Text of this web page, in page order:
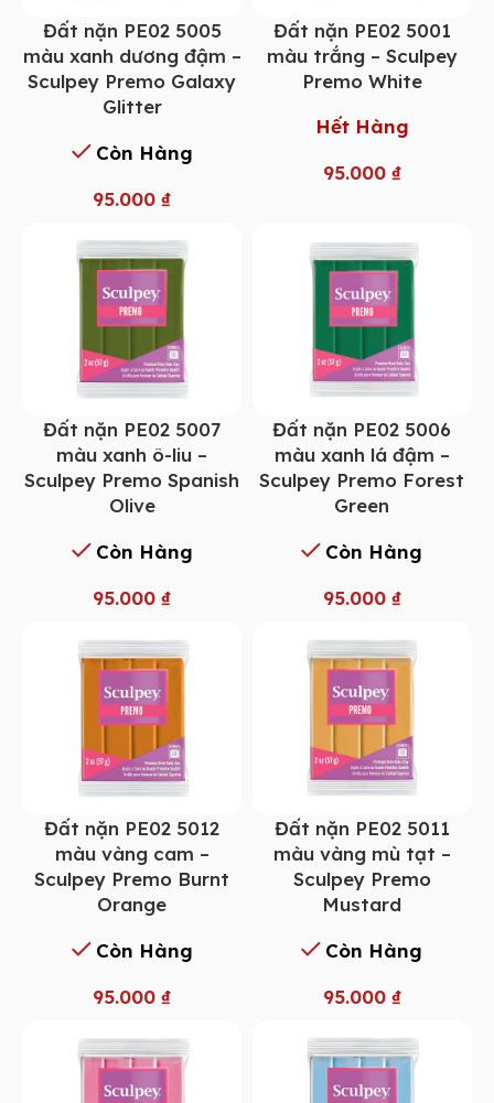
Đất nặn PE02 5005
màu xanh dương đậm –
Sculpey Premo Galaxy
Glitter
Còn Hàng
95.000 ₫
Đất nặn PE02 5001
màu trắng – Sculpey
Premo White
Hết Hàng
95.000 ₫
Đất nặn PE02 5007
màu xanh ô-liu –
Sculpey Premo Spanish
Olive
Còn Hàng
95.000 ₫
Đất nặn PE02 5006
màu xanh lá đậm –
Sculpey Premo Forest
Green
Còn Hàng
95.000 ₫
Đất nặn PE02 5012
màu vàng cam –
Sculpey Premo Burnt
Orange
Còn Hàng
95.000 ₫
Đất nặn PE02 5011
màu vàng mù tạt –
Sculpey Premo
Mustard
Còn Hàng
95.000 ₫